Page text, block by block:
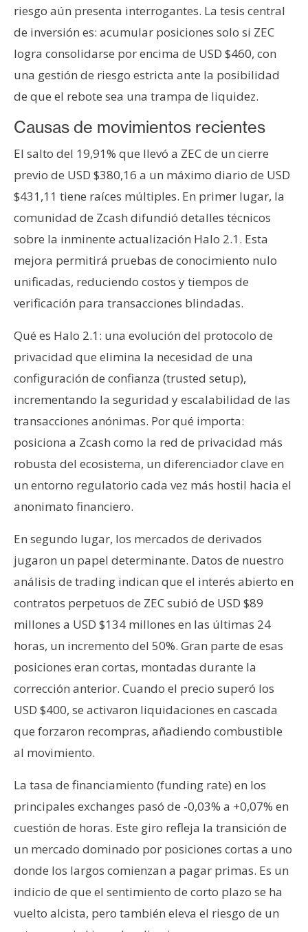
riesgo aún presenta interrogantes. La tesis central
de inversión es: acumular posiciones solo si ZEC
logra consolidarse por encima de USD $460, con
una gestión de riesgo estricta ante la posibilidad
de que el rebote sea una trampa de liquidez.
Causas de movimientos recientes
El salto del 19,91% que llevó a ZEC de un cierre
previo de USD $380,16 a un máximo diario de USD
$431,11 tiene raíces múltiples. En primer lugar, la
comunidad de Zcash difundió detalles técnicos
sobre la inminente actualización Halo 2.1. Esta
mejora permitirá pruebas de conocimiento nulo
unificadas, reduciendo costos y tiempos de
verificación para transacciones blindadas.
Qué es Halo 2.1: una evolución del protocolo de
privacidad que elimina la necesidad de una
configuración de confianza (trusted setup),
incrementando la seguridad y escalabilidad de las
transacciones anónimas. Por qué importa:
posiciona a Zcash como la red de privacidad más
robusta del ecosistema, un diferenciador clave en
un entorno regulatorio cada vez más hostil hacia el
anonimato financiero.
En segundo lugar, los mercados de derivados
jugaron un papel determinante. Datos de nuestro
análisis de trading indican que el interés abierto en
contratos perpetuos de ZEC subió de USD $89
millones a USD $134 millones en las últimas 24
horas, un incremento del 50%. Gran parte de esas
posiciones eran cortas, montadas durante la
corrección anterior. Cuando el precio superó los
USD $400, se activaron liquidaciones en cascada
que forzaron recompras, añadiendo combustible
al movimiento.
La tasa de financiamiento (funding rate) en los
principales exchanges pasó de -0,03% a +0,07% en
cuestión de horas. Este giro refleja la transición de
un mercado dominado por posiciones cortas a uno
donde los largos comienzan a pagar primas. Es un
indicio de que el sentimiento de corto plazo se ha
vuelto alcista, pero también eleva el riesgo de un